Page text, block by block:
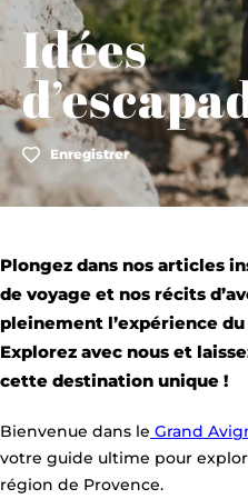
Idées
Enregistrer
Plongez dans nos articles
de voyage et nos récits
pleinement l’expérience
Explorez avec nous et
cette destination unique !
Bienvenue dans le Grand
votre guide ultime pour
région de Provence.